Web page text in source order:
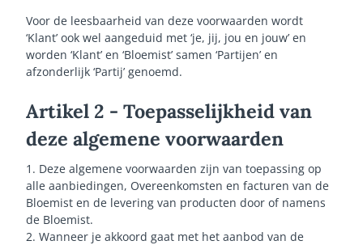
Voor de leesbaarheid van deze voorwaarden wordt
‘Klant’ ook wel aangeduid met ‘je, jij, jou en jouw’ en
worden ‘Klant’ en ‘Bloemist’ samen ‘Partijen’ en
afzonderlijk ‘Partij’ genoemd.
Artikel 2 - Toepasselijkheid van
deze algemene voorwaarden
1. Deze algemene voorwaarden zijn van toepassing op
alle aanbiedingen, Overeenkomsten en facturen van de
Bloemist en de levering van producten door of namens
de Bloemist.
2. Wanneer je akkoord gaat met het aanbod van de